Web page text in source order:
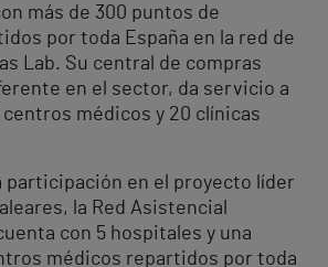
más de 300 puntos de
por toda España en la red de
Lab. Su central de compras
en el sector, da servicio a
médicos y 20 clínicas
participación en el proyecto líder
la Red Asistencial
con 5 hospitales y una
médicos repartidos por toda